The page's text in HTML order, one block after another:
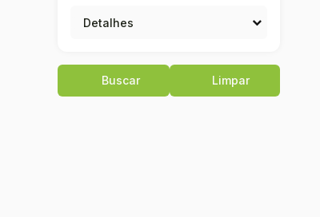
Detalhes
Buscar Limpar